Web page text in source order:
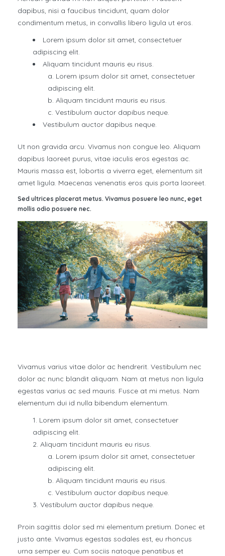
dapibus, nisi a faucibus tincidunt, quam dolor
condimentum metus, in convallis libero ligula ut eros.
Lorem ipsum dolor sit amet, consectetuer
adipiscing elit.
Aliquam tincidunt mauris eu risus.
Lorem ipsum dolor sit amet, consectetuer
adipiscing elit.
Aliquam tincidunt mauris eu risus.
Vestibulum auctor dapibus neque.
Vestibulum auctor dapibus neque.
Ut non gravida arcu. Vivamus non congue leo. Aliquam
dapibus laoreet purus, vitae iaculis eros egestas ac.
Mauris massa est, lobortis a viverra eget, elementum sit
amet ligula. Maecenas venenatis eros quis porta laoreet.
Sed ultrices placerat metus. Vivamus posuere leo nunc, eget
mollis odio posuere nec.
Vivamus varius vitae dolor ac hendrerit. Vestibulum nec
dolor ac nunc blandit aliquam. Nam at metus non ligula
egestas varius ac sed mauris. Fusce at mi metus. Nam
elementum dui id nulla bibendum elementum.
Lorem ipsum dolor sit amet, consectetuer
adipiscing elit.
Aliquam tincidunt mauris eu risus.
Lorem ipsum dolor sit amet, consectetuer
adipiscing elit.
Aliquam tincidunt mauris eu risus.
Vestibulum auctor dapibus neque.
Vestibulum auctor dapibus neque.
Proin sagittis dolor sed mi elementum pretium. Donec et
justo ante. Vivamus egestas sodales est, eu rhoncus
urna semper eu. Cum sociis natoque penatibus et